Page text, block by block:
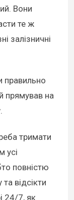
Вони
те ж
залізничні
правильно
прямував на
тримати
усі
повністю
відсікти
24/7, як